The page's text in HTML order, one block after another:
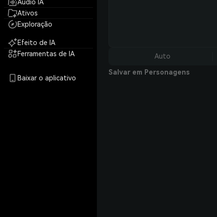
Áudio IA
Ativos
Exploração
Efeito de IA
Ferramentas de IA
Baixar o aplicativo
Auto
Salvar em Personagens